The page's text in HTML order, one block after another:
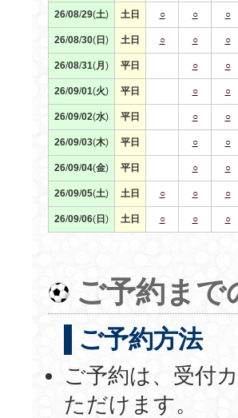
26/08/29(土) 土日 ○ ○ ○
26/08/30(日) 土日 ○ ○ ○
26/08/31(月) 平日 ○ ○
26/09/01(火) 平日 ○ ○
26/09/02(水) 平日 ○ ○
26/09/03(木) 平日 ○ ○
26/09/04(金) 平日 ○ ○
26/09/05(土) 土日 ○ ○ ○
26/09/06(日) 土日 ○ ○ ○
ご予約まで
ご予約方法
ご予約は、受付
ただけます。